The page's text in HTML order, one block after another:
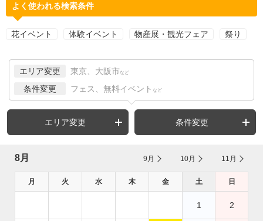
よく使われる検索条件
花イベント 体験イベント 物産展・観光フェア 祭り
エリア変更 東京、大阪市 など
条件変更 フェス、無料イベント など
エリア変更 条件変更
8月 9月 10月 11月
月 火 水 木 金 土 日
1 2